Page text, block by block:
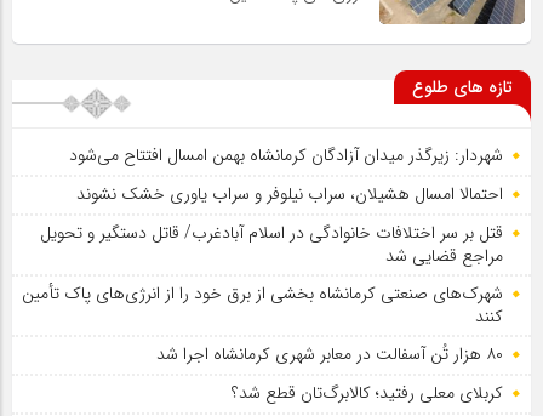
تازه های طلوع
شهردار: زیرگذر میدان آزادگان کرمانشاه بهمن امسال افتتاح می‌شود
احتمالا امسال هشیلان، سراب نیلوفر و سراب یاوری خشک نشوند
قتل بر سر اختلافات خانوادگی در اسلام آبادغرب/ قاتل دستگیر و تحویل
مراجع قضایی شد
شهرک‌های صنعتی کرمانشاه بخشی از برق خود را از انرژی‌های پاک تأمین
کنند
۸۰ هزار تُن آسفالت در معابر شهری کرمانشاه اجرا شد
کربلای معلی رفتید؛ کالابرگ‌تان قطع شد؟